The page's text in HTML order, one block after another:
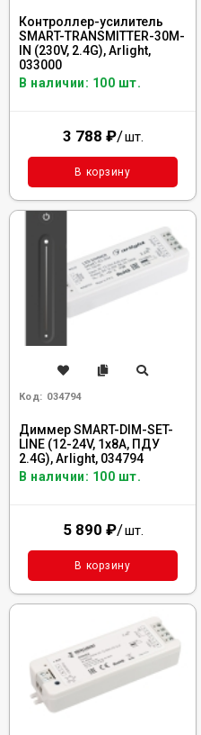
Контроллер-усилитель
SMART-TRANSMITTER-30M-
IN (230V, 2.4G), Arlight,
033000
В наличии: 100 шт.
3 788 ₽/шт.
В корзину
Код: 034794
Диммер SMART-DIM-SET-
LINE (12-24V, 1x8A, ПДУ
2.4G), Arlight, 034794
В наличии: 100 шт.
5 890 ₽/шт.
В корзину